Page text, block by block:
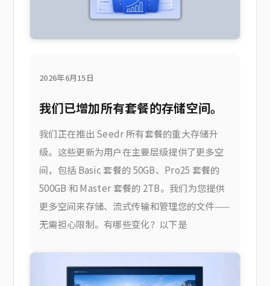
2026年6月15日
我们已增加所有套餐的存储空间。
我们正在推出 Seedr 所有套餐的重大存储升
级。这些更新为用户在主要层级提供了更多空
间，包括 Basic 套餐的 50GB、Pro25 套餐的
500GB 和 Master 套餐的 2TB。我们为您提供
更多空间来存储、流式传输和管理您的文件——
无需担心限制。有哪些变化？以下是